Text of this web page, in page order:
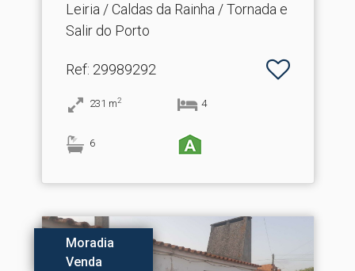
Leiria / Caldas da Rainha / Tornada e
Salir do Porto
Ref: 29989292
231 m2 4
6
Moradia
Venda